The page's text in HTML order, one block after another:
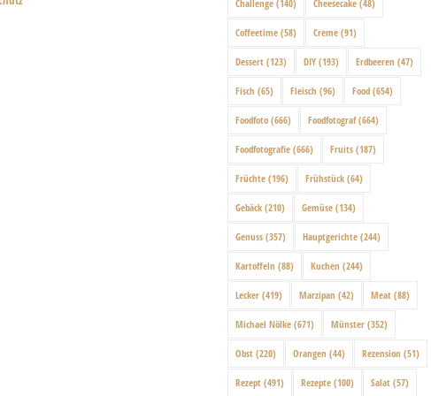
Challenge (140) Cheesecake (48)
Coffeetime (58) Creme (91)
Dessert (123) DIY (193) Erdbeeren (47)
Fisch (65) Fleisch (96) Food (654)
Foodfoto (666) Foodfotograf(664)
Foodfotografie (666) Fruits (187)
Früchte (196) Frühstück (64)
Gebäck (210) Gemüse (134)
Genuss (357) Hauptgerichte (244)
Kartoffeln (88) Kuchen (244)
Lecker (419) Marzipan (42) Meat (88)
Michael Nölke (671) Münster (352)
Obst (220) Orangen (44) Rezension (51)
Rezept (491) Rezepte (100) Salat (57)